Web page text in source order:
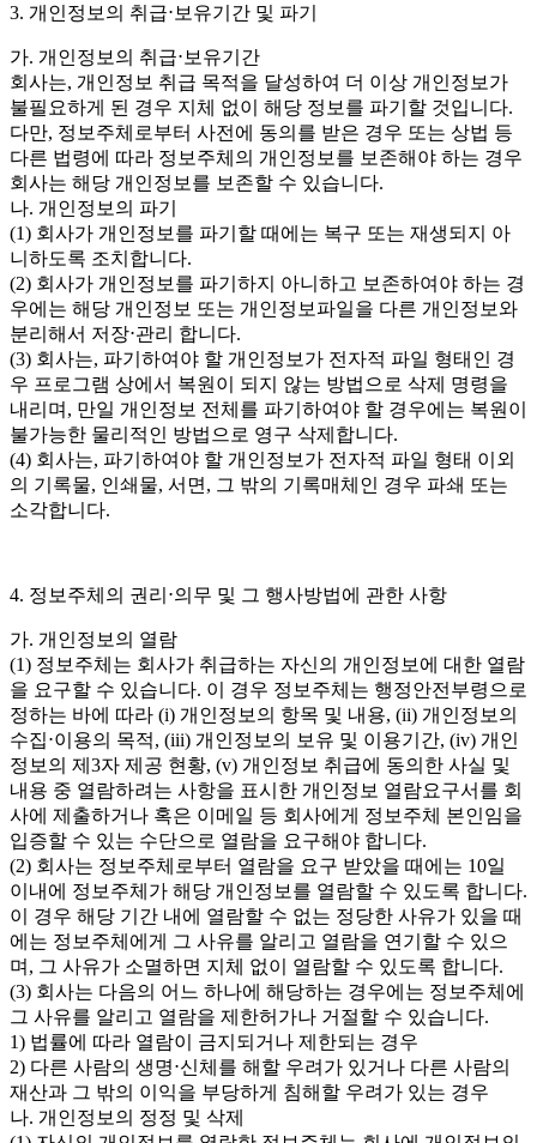
3. 개인정보의 취급⋅보유기간 및 파기
가. 개인정보의 취급⋅보유기간
회사는, 개인정보 취급 목적을 달성하여 더 이상 개인정보가
불필요하게 된 경우 지체 없이 해당 정보를 파기할 것입니다.
다만, 정보주체로부터 사전에 동의를 받은 경우 또는 상법 등
다른 법령에 따라 정보주체의 개인정보를 보존해야 하는 경우
회사는 해당 개인정보를 보존할 수 있습니다.
나. 개인정보의 파기
(1) 회사가 개인정보를 파기할 때에는 복구 또는 재생되지 아
니하도록 조치합니다.
(2) 회사가 개인정보를 파기하지 아니하고 보존하여야 하는 경
우에는 해당 개인정보 또는 개인정보파일을 다른 개인정보와
분리해서 저장⋅관리 합니다.
(3) 회사는, 파기하여야 할 개인정보가 전자적 파일 형태인 경
우 프로그램 상에서 복원이 되지 않는 방법으로 삭제 명령을
내리며, 만일 개인정보 전체를 파기하여야 할 경우에는 복원이
불가능한 물리적인 방법으로 영구 삭제합니다.
(4) 회사는, 파기하여야 할 개인정보가 전자적 파일 형태 이외
의 기록물, 인쇄물, 서면, 그 밖의 기록매체인 경우 파쇄 또는
소각합니다.
4. 정보주체의 권리⋅의무 및 그 행사방법에 관한 사항
가. 개인정보의 열람
(1) 정보주체는 회사가 취급하는 자신의 개인정보에 대한 열람
을 요구할 수 있습니다. 이 경우 정보주체는 행정안전부령으로
정하는 바에 따라 (i) 개인정보의 항목 및 내용, (ii) 개인정보의
수집⋅이용의 목적, (iii) 개인정보의 보유 및 이용기간, (iv) 개인
정보의 제3자 제공 현황, (v) 개인정보 취급에 동의한 사실 및
내용 중 열람하려는 사항을 표시한 개인정보 열람요구서를 회
사에 제출하거나 혹은 이메일 등 회사에게 정보주체 본인임을
입증할 수 있는 수단으로 열람을 요구해야 합니다.
(2) 회사는 정보주체로부터 열람을 요구 받았을 때에는 10일
이내에 정보주체가 해당 개인정보를 열람할 수 있도록 합니다.
이 경우 해당 기간 내에 열람할 수 없는 정당한 사유가 있을 때
에는 정보주체에게 그 사유를 알리고 열람을 연기할 수 있으
며, 그 사유가 소멸하면 지체 없이 열람할 수 있도록 합니다.
(3) 회사는 다음의 어느 하나에 해당하는 경우에는 정보주체에
그 사유를 알리고 열람을 제한허가나 거절할 수 있습니다.
1) 법률에 따라 열람이 금지되거나 제한되는 경우
2) 다른 사람의 생명⋅신체를 해할 우려가 있거나 다른 사람의
재산과 그 밖의 이익을 부당하게 침해할 우려가 있는 경우
나. 개인정보의 정정 및 삭제